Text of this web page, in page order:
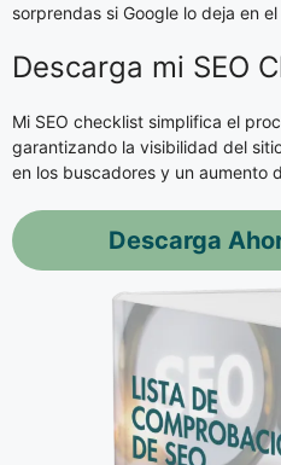
sorprendas si Google lo deja en
Descarga mi SEO
Mi SEO checklist simplifica el
garantizando la visibilidad del
en los buscadores y un aumento
Descarga